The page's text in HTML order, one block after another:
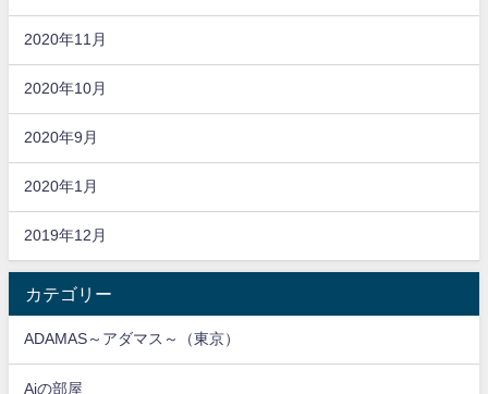
2020年11月
2020年10月
2020年9月
2020年1月
2019年12月
カテゴリー
ADAMAS～アダマス～（東京）
Aiの部屋